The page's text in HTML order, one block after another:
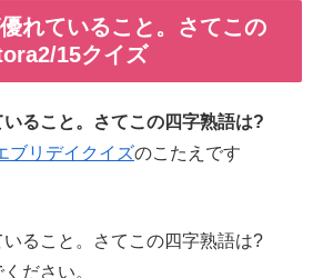
れていること。さてこの
15クイズ
ること。さてこの四字熟語は?
ブリデイクイズのこたえです
ること。さてこの四字熟語は?
ださい。